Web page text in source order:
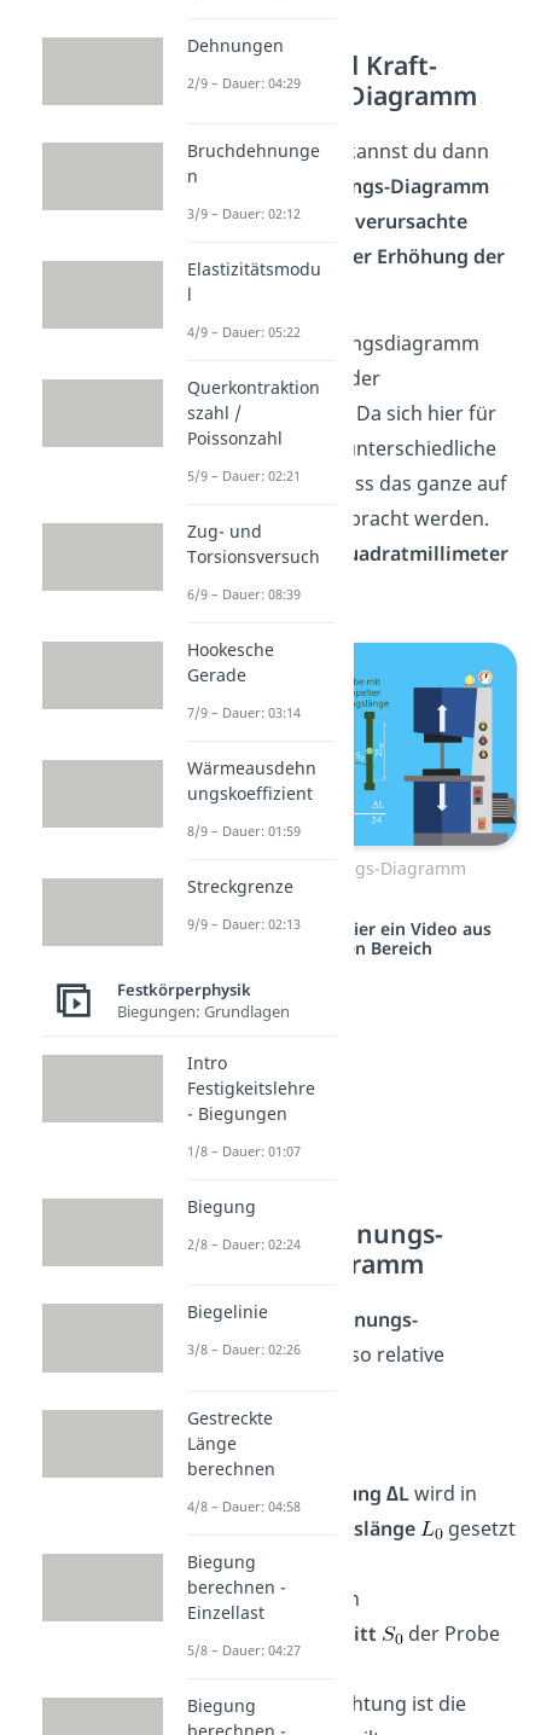
Zugversuch und Kraft-
Verlängerungs-Diagramm
Aus diesem Versuch kannst du dann
dasKraft-Verlängerungs-Diagramm
zeichnen. Es zeigt dieverursachte
Längenänderung unter Erhöhung der
Kraft
Das Kraft-Verlängerungsdiagramm
hängt allerdings von der
Probengeometrie ab. Da sich hier für
das gleiche Material unterschiedliche
Verläufe ergeben, muss das ganze auf
eine Bezugsgröße gebracht werden.
Hier bietet sich ein
Quadratmillimeter
an (
).
Kraft-Verlängerungs-Diagramm
Studyflix vernetzt: Hier ein Video aus
einem anderen Bereich
Größen im Spannungs-
Dehnungs-Diagramm
BeimSpannungs-Dehnungs-
Diagrammwerden also relative
Das heißt,
Längenänderung ∆Lwird in
Anfangslänge
gesetzt
und
dieKraft F auf den
Anfangsquerschnitt
der Probe
Die Größe in x-Richtung ist die
Dehnungen
2/9 – Dauer: 04:29
Bruchdehnunge
n
3/9 – Dauer: 02:12
Elastizitätsmodu
l
4/9 – Dauer: 05:22
Querkontraktion
szahl /
Poissonzahl
5/9 – Dauer: 02:21
Zug- und
Torsionsversuch
6/9 – Dauer: 08:39
Hookesche
Gerade
7/9 – Dauer: 03:14
Wärmeausdehn
ungskoeffizient
8/9 – Dauer: 01:59
Streckgrenze
9/9 – Dauer: 02:13
Festkörperphysik
Biegungen: Grundlagen
Intro
Festigkeitslehre
- Biegungen
1/8 – Dauer: 01:07
Biegung
2/8 – Dauer: 02:24
Biegelinie
3/8 – Dauer: 02:26
Gestreckte
Länge
berechnen
4/8 – Dauer: 04:58
Biegung
berechnen -
Einzellast
5/8 – Dauer: 04:27
Biegung
berechnen -